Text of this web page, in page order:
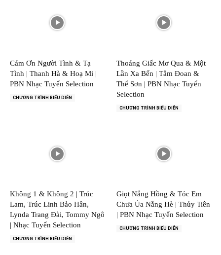
Cám Ơn Người Tình & Tạ
Tình | Thanh Hà & Hoạ Mi |
PBN Nhạc Tuyển Selection
CHƯƠNG TRÌNH BIỂU DIỄN
Thoáng Giấc Mơ Qua & Một
Lần Xa Bến | Tâm Đoan &
Thế Sơn | PBN Nhạc Tuyển
Selection
CHƯƠNG TRÌNH BIỂU DIỄN
Không 1 & Không 2 | Trúc
Lam, Trúc Linh Bảo Hân,
Lynda Trang Đài, Tommy Ngô
| Nhạc Tuyển Selection
CHƯƠNG TRÌNH BIỂU DIỄN
Giọt Nắng Hồng & Tóc Em
Chưa Úa Nắng Hè | Thủy Tiên
| PBN Nhạc Tuyển Selection
CHƯƠNG TRÌNH BIỂU DIỄN